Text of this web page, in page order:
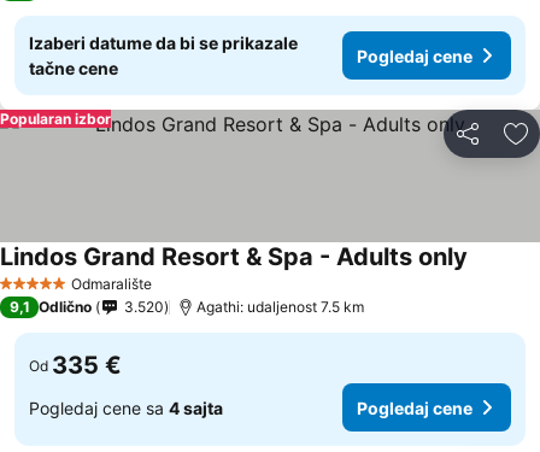
Izaberi datume da bi se prikazale
tačne cene
Pogledaj cene
Deli
Popularan izbor
5 ZvezdiceOdmaralište
Lindos Grand Resort & Spa - Adults only
9,1 Odlično 3.520 Agathi: udaljenost 7.5 km
Od 335 €
Pogledaj cene sa 4 sajta Pogledaj cene